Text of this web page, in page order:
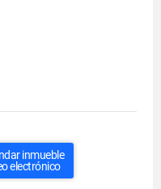
inmueble
electrónico